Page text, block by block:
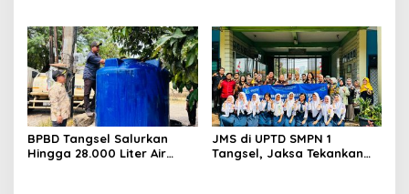
Tersangka
BPBD Tangsel Salurkan
Hingga 28.000 Liter Air
JMS di UPTD SMPN 1
Tangsel, Jaksa Tekankan